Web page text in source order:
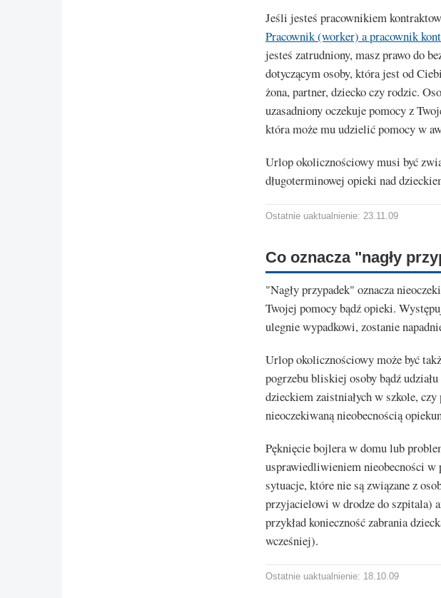
Jeśli jesteś pracownikiem
Pracownik (worker) a pracownik
jesteś zatrudniony, masz prawo do
dotyczącym osoby, która jest od
żona, partner, dziecko czy rodzic.
uzasadniony oczekuje pomocy z
która może mu udzielić pomocy w
Urlop okolicznościowy musi być
długoterminowej opieki nad
Ostatnie uaktualnienie: 23.11.09
Co oznacza "nagły
"Nagły przypadek" oznacza
Twojej pomocy bądź opieki.
ulegnie wypadkowi, zostanie
Urlop okolicznościowy może być
pogrzebu bliskiej osoby bądź
dzieckiem zaistniałych w szkole,
nieoczekiwaną nieobecnością
Pęknięcie bojlera w domu lub
usprawiedliwieniem nieobecności w
sytuacje, które nie są związane z
przyjacielowi w drodze do szpitala)
przykład konieczność zabrania
wcześniej).
Ostatnie uaktualnienie: 18.10.09